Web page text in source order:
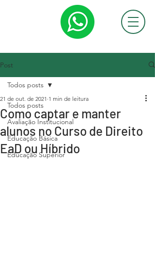
Post
Todos posts
Avaliação Institucional
Educação Básica
Educação Superior
Todos posts
Como captar e manter
alunos no Curso de Direito
EaD ou Híbrido
21 de out. de 2021 1 min de leitura